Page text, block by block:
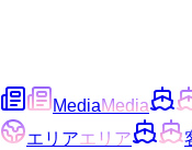
MediaMedia
エリアエリア